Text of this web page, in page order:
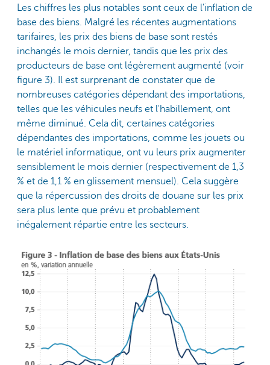
Les chiffres les plus notables sont ceux de l'inflation de
base des biens. Malgré les récentes augmentations
tarifaires, les prix des biens de base sont restés
inchangés le mois dernier, tandis que les prix des
producteurs de base ont légèrement augmenté (voir
figure 3). Il est surprenant de constater que de
nombreuses catégories dépendant des importations,
telles que les véhicules neufs et l'habillement, ont
même diminué. Cela dit, certaines catégories
dépendantes des importations, comme les jouets ou
le matériel informatique, ont vu leurs prix augmenter
sensiblement le mois dernier (respectivement de 1,3
% et de 1,1 % en glissement mensuel). Cela suggère
que la répercussion des droits de douane sur les prix
sera plus lente que prévu et probablement
inégalement répartie entre les secteurs.